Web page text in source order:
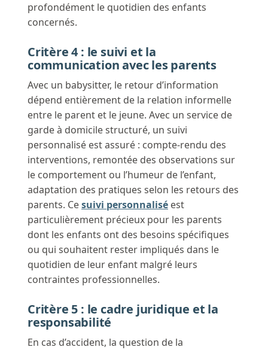
profondément le quotidien des enfants
concernés.
Critère 4 : le suivi et la
communication avec les parents
Avec un babysitter, le retour d’information
dépend entièrement de la relation informelle
entre le parent et le jeune. Avec un service de
garde à domicile structuré, un suivi
personnalisé est assuré : compte-rendu des
interventions, remontée des observations sur
le comportement ou l’humeur de l’enfant,
adaptation des pratiques selon les retours des
parents. Cesuivi personnalisé est
particulièrement précieux pour les parents
dont les enfants ont des besoins spécifiques
ou qui souhaitent rester impliqués dans le
quotidien de leur enfant malgré leurs
contraintes professionnelles.
Critère 5 : le cadre juridique et la
responsabilité
En cas d’accident, la question de la